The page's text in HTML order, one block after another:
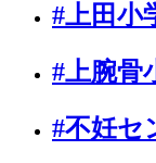
#上田小
#上腕骨
#不妊セ